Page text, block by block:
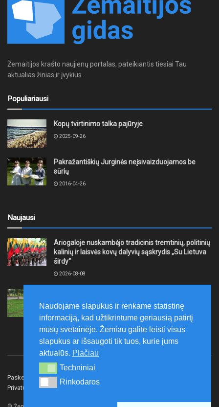
Žemaitijos krašto naujienų portalas, pateikiantis tiesiai Tau
aktualias žinias ir įvykius.
Populiariausi
Kopų tvirtinimo talka pajūryje
2025-09-26
Pakražantiškių Jurginės neįsivaizduojamos be
sūrių
2016-04-26
Naujausi
Ariogaloje nuskambėjo tradicinis tremtinių, politinių
kalinių ir laisvės kovų dalyvių sąskrydis „Su Lietuva
širdy“
2026-08-08
laikytis Kelių eismo taisyklių, tausoti aplinką
2026-08-08
Paskelbk naujieną Rašyti redakcijai
Privatumo politika
Naudojame slapukus ir renkame statistinę
informaciją, kad užtikrintume geriausią patirtį
mūsų svetainėje. Žemiau galite leisti visus
slapukus ar išsaugoti tik tuos, kurie jums
aktualūs. Plačiau
Techniniai
Techniniai
Rinkodaros
Rinkodaros